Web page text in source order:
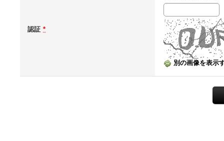
認証 *
別の画像を表示